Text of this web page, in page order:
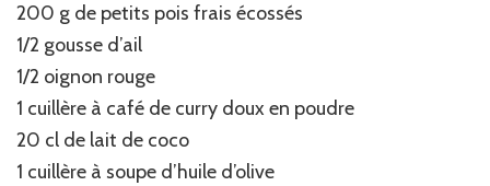
200 g de petits pois frais écossés
1/2 gousse d’ail
1/2 oignon rouge
1 cuillère à café de curry doux en poudre
20 cl de lait de coco
1 cuillère à soupe d’huile d’olive